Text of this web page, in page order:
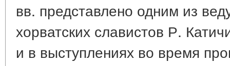
вв. представлено одним из
хорватских славистов Р.
и в выступлениях во время